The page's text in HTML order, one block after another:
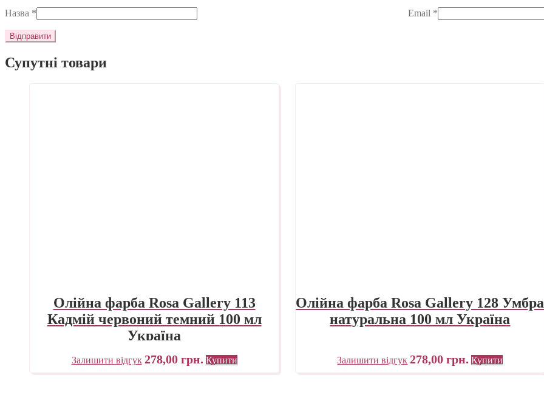
Назва * Email *
Супутні товари
Олійна фарба Rosa Gallery 113
Кадмій червоний темний 100 мл
Україна
Залишити відгук 278,00 грн. Купити
Олійна фарба Rosa Gallery 128 Умбра
натуральна 100 мл Україна
Залишити відгук 278,00грн. Купити